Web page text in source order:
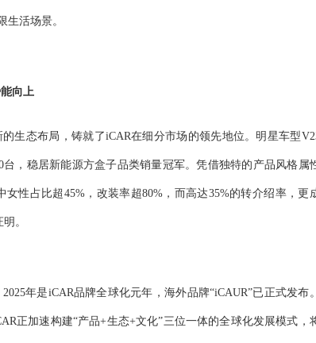
生活场景。
向上
生态布局，铸就了iCAR在细分市场的领先地位。明星车型
台，稳居新能源方盒子品类销量冠军。凭借独特的产品风格属
女性占比超45%，改装率超80%，而高达35%的转介绍率，更
。
年是iCAR品牌全球化元年，海外品牌“iCAUR”已正式发布
正加速构建“产品+生态+文化”三位一体的全球化发展模式，